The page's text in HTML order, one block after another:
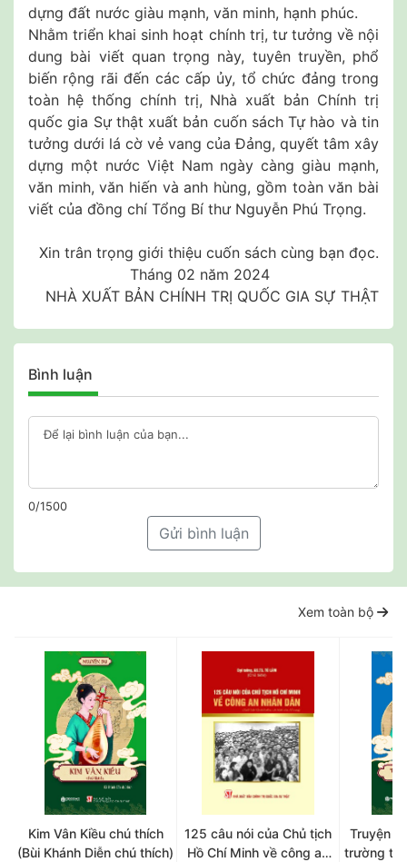
dựng đất nước giàu mạnh, văn minh, hạnh phúc.
Nhằm triển khai sinh hoạt chính trị, tư tưởng về nội
dung bài viết quan trọng này, tuyên truyền, phổ
biến rộng rãi đến các cấp ủy, tổ chức đảng trong
toàn hệ thống chính trị, Nhà xuất bản Chính trị
quốc gia Sự thật xuất bản cuốn sách Tự hào và tin
tưởng dưới lá cờ vẻ vang của Đảng, quyết tâm xây
dựng một nước Việt Nam ngày càng giàu mạnh,
văn minh, văn hiến và anh hùng, gồm toàn văn bài
viết của đồng chí Tổng Bí thư Nguyễn Phú Trọng.
Xin trân trọng giới thiệu cuốn sách cùng bạn đọc.
Tháng 02 năm 2024
NHÀ XUẤT BẢN CHÍNH TRỊ QUỐC GIA SỰ THẬT
Bình luận
0/1500
Gửi bình luận
Xem toàn bộ
Kim Vân Kiều chú thích
(Bùi Khánh Diễn chú thích)
125 câu nói của Chủ tịch
Hồ Chí Minh về công an
Truyện
trường